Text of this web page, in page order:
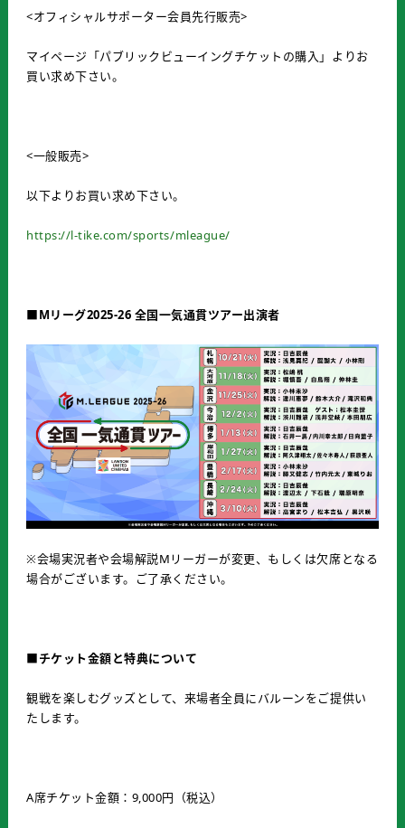
<オフィシャルサポーター会員先行販売>
マイページ「パブリックビューイングチケットの購入」よりお
買い求め下さい。
<一般販売>
以下よりお買い求め下さい。
https://l-tike.com/sports/mleague/
■Mリーグ2025-26 全国一気通貫ツアー出演者
※会場実況者や会場解説Mリーガーが変更、もしくは欠席となる
場合がございます。ご了承ください。
■チケット金額と特典について
観戦を楽しむグッズとして、来場者全員にバルーンをご提供い
たします。
A席チケット金額：9,000円（税込）